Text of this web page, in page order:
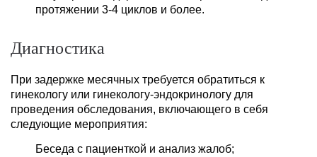
протяжении 3-4 циклов и более.
Диагностика
При задержке месячных требуется обратиться к
гинекологу или гинекологу-эндокринологу для
проведения обследования, включающего в себя
следующие мероприятия:
Беседа с пациенткой и анализ жалоб;